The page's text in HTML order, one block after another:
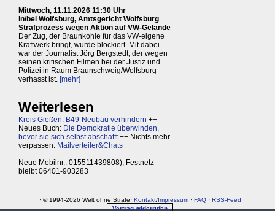
Mittwoch, 11.11.2026 11:30 Uhr
in/bei Wolfsburg, Amtsgericht Wolfsburg
Strafprozess wegen Aktion auf VW-Gelände
Der Zug, der Braunkohle für das VW-eigene
Kraftwerk bringt, wurde blockiert. Mit dabei
war der Journalist Jörg Bergstedt, der wegen
seinen kritischen Filmen bei der Justiz und
Polizei in Raum Braunschweig/Wolfsburg
verhasst ist. [mehr]
Weiterlesen
Kreis Gießen: B49-Neubau verhindern ++
Neues Buch: Die Demokratie überwinden,
bevor sie sich selbst abschafft++ Nichts mehr
verpassen: Mailverteiler&Chats
Neue Mobilnr.: 015511439808), Festnetz
bleibt 06401-903283
↑ · © 1994-2026 Welt ohne Strafe· Kontakt/Impressum· FAQ· RSS-Feed
Vertrag widerrufen